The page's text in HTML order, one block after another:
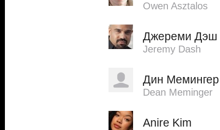
Owen Asztalos
Джереми Дэш
Jeremy Dash
Дин Мемингер
Dean Meminger
Anire Kim